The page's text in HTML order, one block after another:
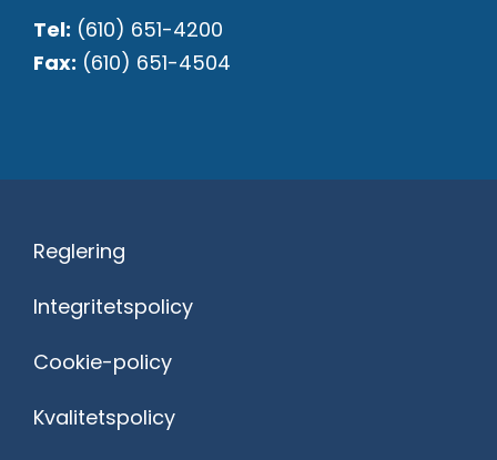
Tel: (610) 651-4200
Fax: (610) 651-4504
Reglering
Integritetspolicy
Cookie-policy
Kvalitetspolicy